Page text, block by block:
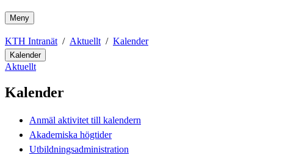
Meny
KTH Intranät Aktuellt Kalender
Kalender
Aktuellt
Kalender
Anmäl aktivitet till kalendern
Akademiska högtider
Utbildningsadministration